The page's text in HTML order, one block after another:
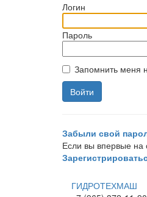
Логин
Пароль
Запомнить меня
Забыли свой
Если вы впервые на
ГИДРОТЕХМАШ